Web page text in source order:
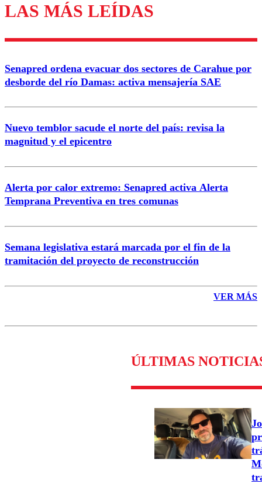
Los comentarios son moderados para garantizar un
diálogo respetuoso.
Correo
LAS MÁS LEÍDAS
Senapred ordena evacuar dos sectores de Carahue por
desborde del río Damas: activa mensajería SAE
Nuevo temblor sacude el norte del país: revisa la
magnitud y el epicentro
Alerta por calor extremo: Senapred activa Alerta
Temprana Preventiva en tres comunas
Semana legislativa estará marcada por el fin de la
tramitación del proyecto de reconstrucción
VER MÁS
ÚLTIMAS